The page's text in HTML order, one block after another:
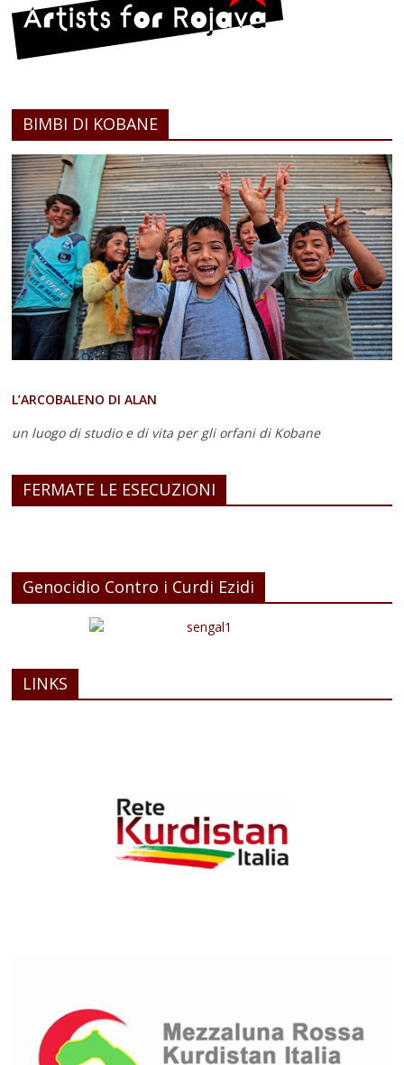
BIMBI DI KOBANE
L’ARCOBALENO DI ALAN
un luogo di studio e di vita per gli orfani di Kobane
FERMATE LE ESECUZIONI
Genocidio Contro i Curdi Ezidi
LINKS